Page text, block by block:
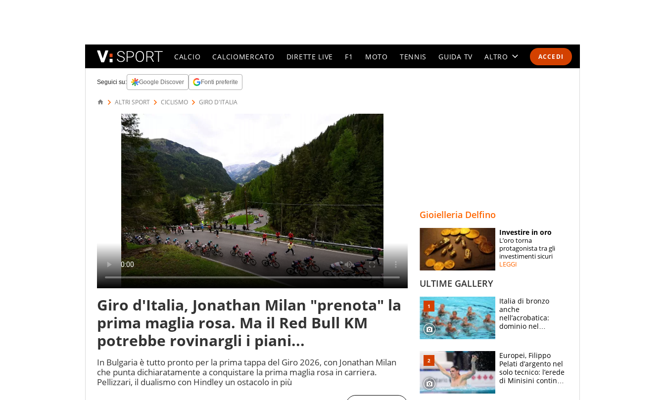
ACCEDI
CALCIO CALCIOMERCATO DIRETTE LIVE F1 MOTO TENNIS GUIDA TV ALTRO
SPECIALI
ESPERTI
Seguici su: Google Discover Fonti preferite
ALTRI SPORT CICLISMO GIRO D'ITALIA
Giro d'Italia, Jonathan Milan "prenota" la
prima maglia rosa. Ma il Red Bull KM
potrebbe rovinargli i piani...
In Bulgaria è tutto pronto per la prima tappa del Giro 2026, con Jonathan Milan
che punta dichiaratamente a conquistare la prima maglia rosa in carriera.
Pellizzari, il dualismo con Hindley un ostacolo in più
Gioielleria Delfino
Investire in oro
L’oro torna
protagonista tra gli
investimenti sicuri
LEGGI
ULTIME GALLERY
Italia di bronzo
anche
nell’acrobatica:
dominio nel
e compagni
continuare
Europei, Filippo
Pelati d’argento nel
solo tecnico: l’erede
di Minisini continua